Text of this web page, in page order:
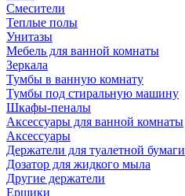
Смесители
Теплые полы
Унитазы
Мебель для ванной комнаты
Зеркала
Тумбы в ванную комнату
Тумбы под стиральную машину
Шкафы-пеналы
Аксессуары для ванной комнаты
Аксессуары
Держатели для туалетной бумаги
Дозатор для жидкого мыла
Другие держатели
Ершики